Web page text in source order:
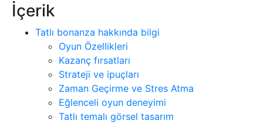
İçerik
Tatlı bonanza hakkında bilgi
Oyun Özellikleri
Kazanç fırsatları
Strateji ve ipuçları
Zaman Geçirme ve Stres Atma
Eğlenceli oyun deneyimi
Tatlı temalı görsel tasarım